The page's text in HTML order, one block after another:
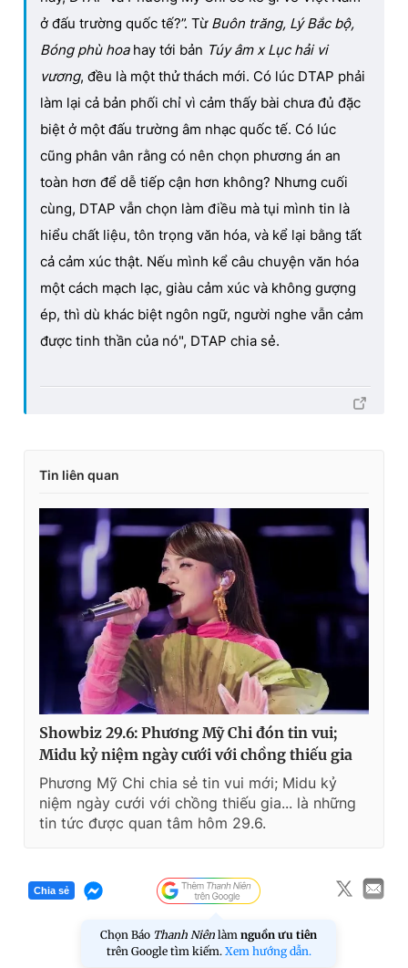
ở đấu trường quốc tế?”. Từ Buôn trăng, Lý Bắc bộ,
Bóng phù hoahay tới bản Túy âm x Lục hải vi
vương, đều là một thử thách mới. Có lúc DTAP phải
làm lại cả bản phối chỉ vì cảm thấy bài chưa đủ đặc
biệt ở một đấu trường âm nhạc quốc tế. Có lúc
cũng phân vân rằng có nên chọn phương án an
toàn hơn để dễ tiếp cận hơn không? Nhưng cuối
cùng, DTAP vẫn chọn làm điều mà tụi mình tin là
hiểu chất liệu, tôn trọng văn hóa, và kể lại bằng tất
cả cảm xúc thật. Nếu mình kể câu chuyện văn hóa
một cách mạch lạc, giàu cảm xúc và không gượng
ép, thì dù khác biệt ngôn ngữ, người nghe vẫn cảm
được tinh thần của nó", DTAP chia sẻ.
Tin liên quan
Showbiz 29.6: Phương Mỹ Chi đón tin vui;
Midu kỷ niệm ngày cưới với chồng thiếu gia
Phương Mỹ Chi chia sẻ tin vui mới; Midu kỷ
niệm ngày cưới với chồng thiếu gia... là những
tin tức được quan tâm hôm 29.6.
Chia sẻ
Chọn Báo Thanh Niên làm nguồn ưu tiên
trên Google tìm kiếm. Xem hướng dẫn.